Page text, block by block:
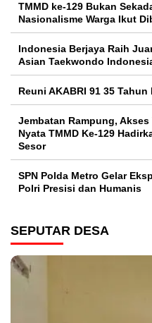
TMMD ke-129 Bukan
Nasionalisme Warga Ikut
Indonesia Berjaya Raih
Asian Taekwondo
Reuni AKABRI 91 35
Jembatan Rampung,
Nyata TMMD Ke-129
Sesor
SPN Polda Metro Gelar
Polri Presisi dan Humanis
SEPUTAR DESA